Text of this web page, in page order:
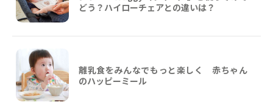
どう？ハイローチェアとの違いは？
離乳食をみんなでもっと楽しく 赤ちゃん
のハッピーミール